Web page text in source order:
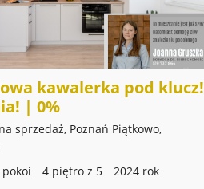
kawalerka pod klucz!
| 0%
sprzedaż, Poznań Piątkowo,
pokoi 4 piętro z 5 2024 rok